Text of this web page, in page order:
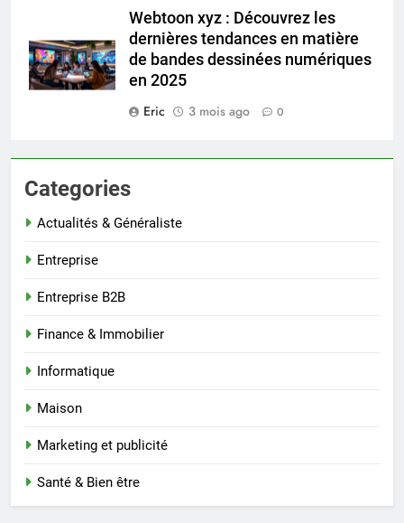
Webtoon xyz : Découvrez les
dernières tendances en matière
de bandes dessinées numériques
en 2025
Eric
3 mois ago 0
Categories
Actualités & Généraliste
Entreprise
Entreprise B2B
Finance & Immobilier
Informatique
Maison
Marketing et publicité
Santé & Bien être